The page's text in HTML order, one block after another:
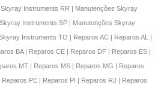
Instruments RR | Manutenções Skyray
Instruments SP | Manutenções Skyray
Instruments TO | Reparos AC | Reparos AL |
BA | Reparos CE | Reparos DF | Reparos ES |
MT | Reparos MS | Reparos MG | Reparos
PE | Reparos PI | Reparos RJ | Reparos